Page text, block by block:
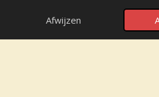
Afwijzen
E-mailadres